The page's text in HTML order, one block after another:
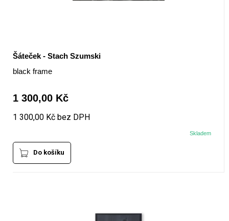
Šáteček - Stach Szumski
black frame
1 300,00 Kč
1 300,00 Kč bez DPH
Skladem
Do košíku